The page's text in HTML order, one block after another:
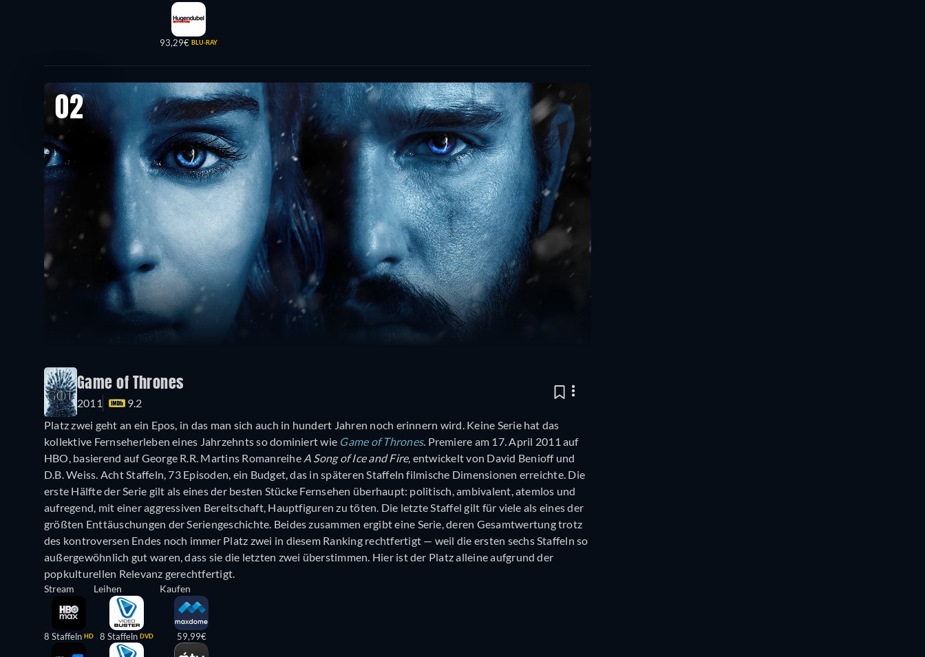
93,29€ BLU-RAY
02
Game of Thrones
2011
9.2
Platz zwei geht an ein Epos, in das man sich auch in hundert Jahren noch erinnern wird. Keine Serie hat das
kollektive Fernseherleben eines Jahrzehnts so dominiert wie Game of Thrones. Premiere am 17. April 2011 auf
HBO, basierend auf George R.R. Martins Romanreihe A Song of Ice and Fire, entwickelt von David Benioff und
D.B. Weiss. Acht Staffeln, 73 Episoden, ein Budget, das in späteren Staffeln filmische Dimensionen erreichte. Die
erste Hälfte der Serie gilt als eines der besten Stücke Fernsehen überhaupt: politisch, ambivalent, atemlos und
aufregend, mit einer aggressiven Bereitschaft, Hauptfiguren zu töten. Die letzte Staffel gilt für viele als eines der
größten Enttäuschungen der Seriengeschichte. Beides zusammen ergibt eine Serie, deren Gesamtwertung trotz
des kontroversen Endes noch immer Platz zwei in diesem Ranking rechtfertigt — weil die ersten sechs Staffeln so
außergewöhnlich gut waren, dass sie die letzten zwei überstimmen. Hier ist der Platz alleine aufgrund der
popkulturellen Relevanz gerechtfertigt.
Stream
8 Staffeln HD
Leihen
8 Staffeln DVD
Kaufen
59,99€